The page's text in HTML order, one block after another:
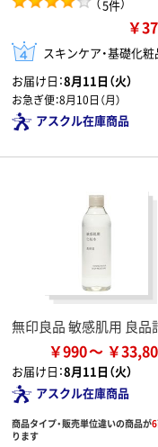
5件
￥
スキンケア・基礎化粧
お届け日：8月11日（火）
お急ぎ便：8月10日（月）
アスクル在庫商品
無印良品 敏感肌用 良品
￥990 ￥
お届け日：8月11日（火）
アスクル在庫商品
商品タイプ・販売単位違いの商品が6
ります